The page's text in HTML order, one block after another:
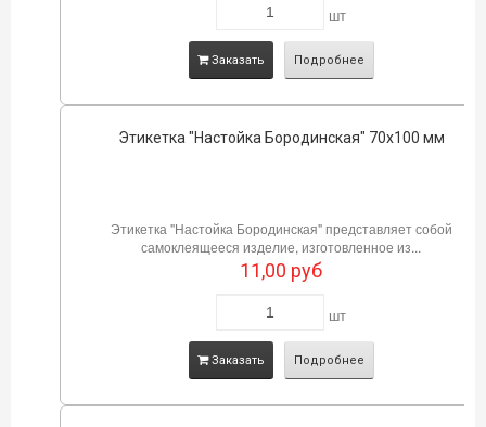
шт
Заказать Подробнее
Этикетка "Настойка Бородинская" 70х100 мм
Этикетка "Настойка Бородинская" представляет собой
самоклеящееся изделие, изготовленное из...
11,00 руб
шт
Заказать Подробнее